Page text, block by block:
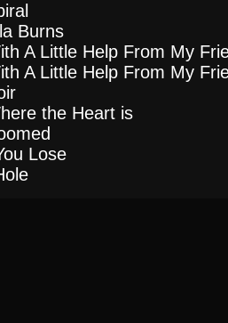
Burns
A Little Help From My
A Little Help From My
the Heart is
Lose